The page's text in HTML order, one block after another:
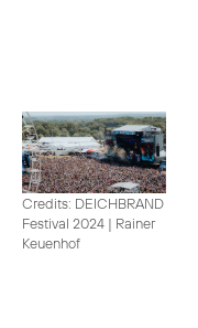
Credits: DEICHBRAND
Festival 2024 | Rainer
Keuenhof